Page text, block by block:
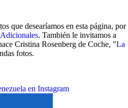
que desearíamos en esta página, por
. También le invitamos a
Cristina Rosenberg de Coche, "La
fotos.
en Instagram